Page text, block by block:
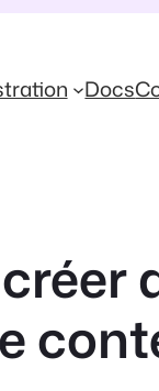
Docs